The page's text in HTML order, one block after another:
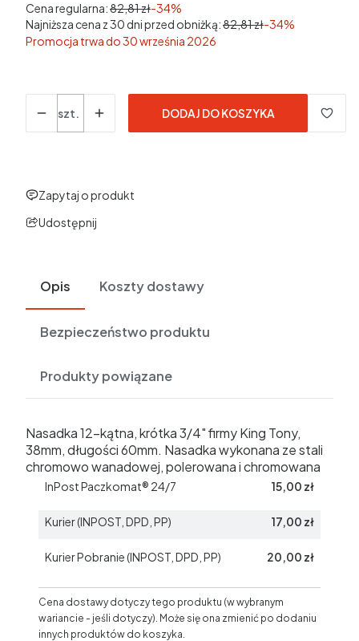
Cena regularna:82,81 zł-34%
Najniższa cena z 30 dni przed obniżką:82,81 zł-34%
Promocja trwa do 30 września 2026
szt.
DODAJ DO KOSZYKA
Zapytaj o produkt
Udostępnij
Opis Koszty dostawy
Bezpieczeństwo produktu
Produkty powiązane
Nasadka 12-kątna, krótka 3/4" firmy King Tony,
38mm, długości 60mm. Nasadka wykonana ze stali
chromowo wanadowej, polerowana i chromowana
InPost Paczkomat® 24/7 15,00 zł
Kurier (INPOST, DPD, PP) 17,00 zł
Kurier Pobranie (INPOST, DPD, PP) 20,00 zł
Cena dostawy dotyczy tego produktu (w wybranym
wariancie - jeśli dotyczy). Może się ona zmienić po dodaniu
innych produktów do koszyka.